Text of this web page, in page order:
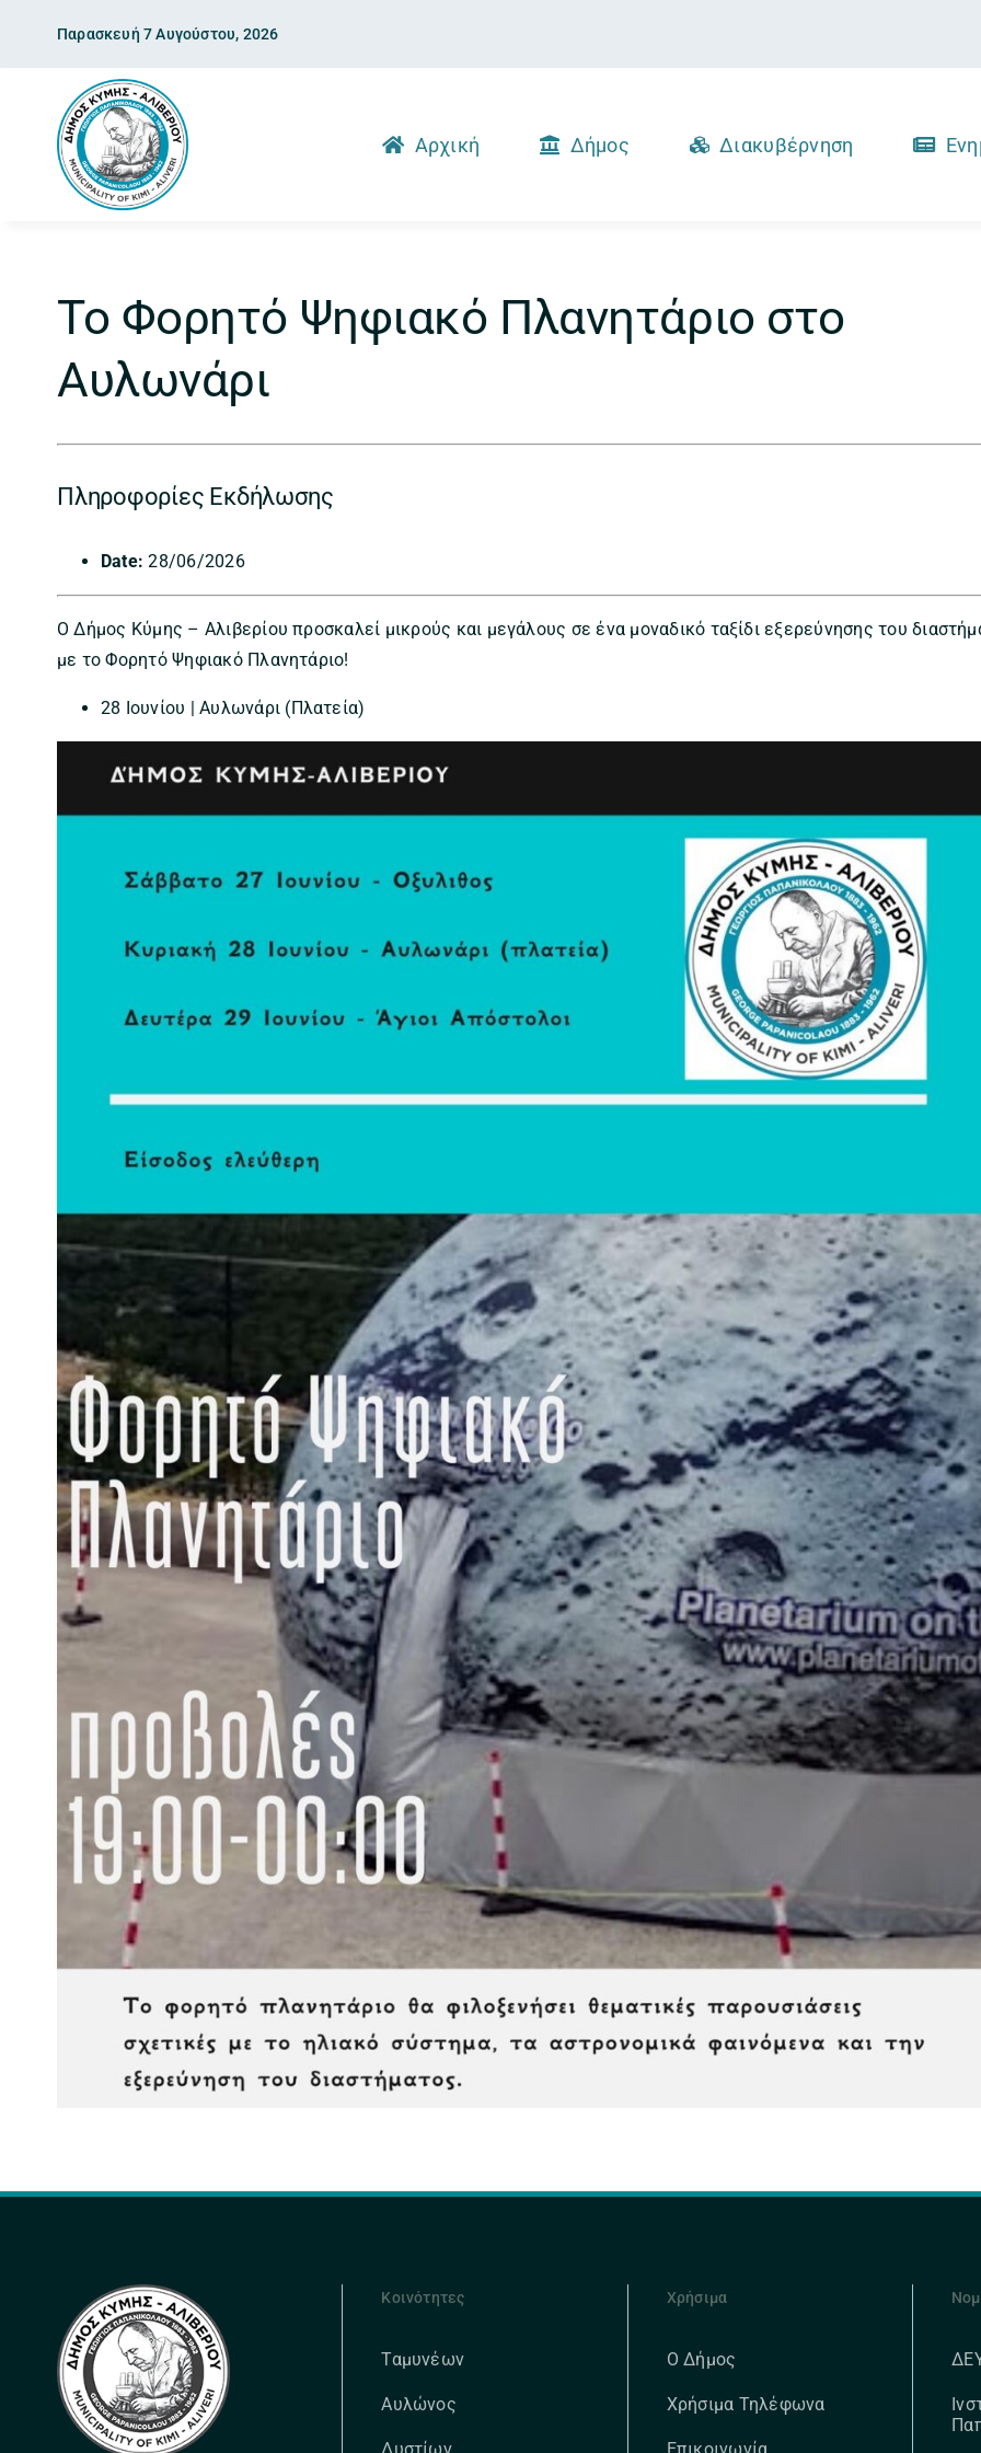
content
Παρασκευή 7 Αυγούστου, 2026
Αρχική Δήμος Διακυβέρνηση
Το Φορητό Ψηφιακό Πλανητάριο στο
Αυλωνάρι
Πληροφορίες Εκδήλωσης
Date: 28/06/2026
Ο Δήμος Κύμης – Αλιβερίου προσκαλεί μικρούς και μεγάλους σε ένα μοναδικό ταξίδι εξερεύνησης του
με το Φορητό Ψηφιακό Πλανητάριο!
28 Ιουνίου | Αυλωνάρι (Πλατεία)
Κοινότητες
Ταμυνέων
Αυλώνος
Χρήσιμα
Ο Δήμος
Χρήσιμα Τηλέφωνα